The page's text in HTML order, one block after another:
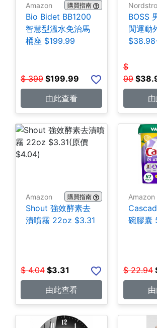
Amazon 購買指南
Bio Bidet BB1200
智慧型溫水免治馬
桶座 $199.99
$ 399 $199.99
由此查看
BOSS
閒運動
$
99 $
Amazon 購買指南
Shout 強效酵素去
漬噴霧 22oz $3.31
$ 4.04 $3.31
由此查看
Amazon
碗膠囊
$ 22.94